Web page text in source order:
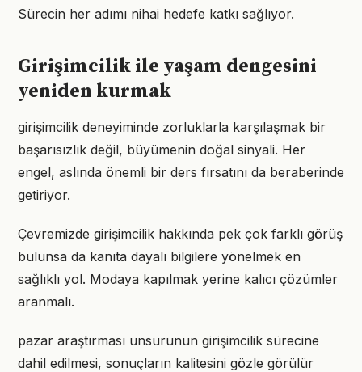
Sürecin her adımı nihai hedefe katkı sağlıyor.
Girişimcilik ile yaşam dengesini
yeniden kurmak
girişimcilik deneyiminde zorluklarla karşılaşmak bir
başarısızlık değil, büyümenin doğal sinyali. Her
engel, aslında önemli bir ders fırsatını da beraberinde
getiriyor.
Çevremizde girişimcilik hakkında pek çok farklı görüş
bulunsa da kanıta dayalı bilgilere yönelmek en
sağlıklı yol. Modaya kapılmak yerine kalıcı çözümler
aranmalı.
pazar araştırması unsurunun girişimcilik sürecine
dahil edilmesi, sonuçların kalitesini gözle görülür